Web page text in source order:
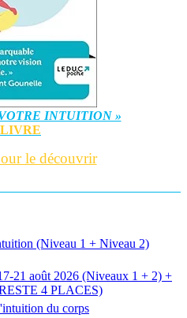
INTUITION »
le découvrir
(Niveau 1 + Niveau 2)
21 août 2026 (Niveaux 1 + 2) +
4 PLACES)
du corps